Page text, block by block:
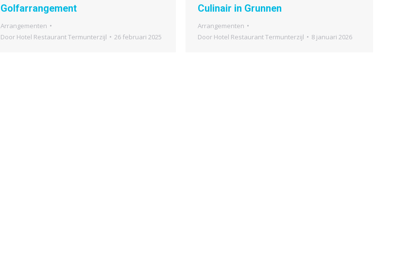
Culinair in Grunnen
Arrangementen
Door Hotel Restaurant Termunterzijl 8 januari 2026
Golfarrangement
Arrangementen
Door Hotel Restaurant Termunterzijl 26 februari 2025